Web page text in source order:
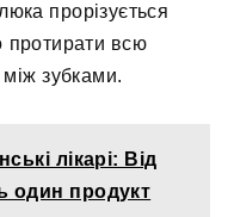
прорізується
протирати всю
зубками.
лікарі: Від
один продукт